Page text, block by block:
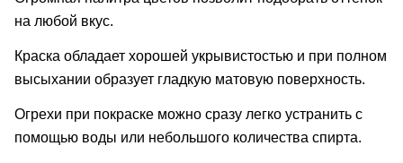
на любой вкус.
Краска обладает хорошей укрывистостью и при полном
высыхании образует гладкую матовую поверхность.
Огрехи при покраске можно сразу легко устранить с
помощью воды или небольшого количества спирта.